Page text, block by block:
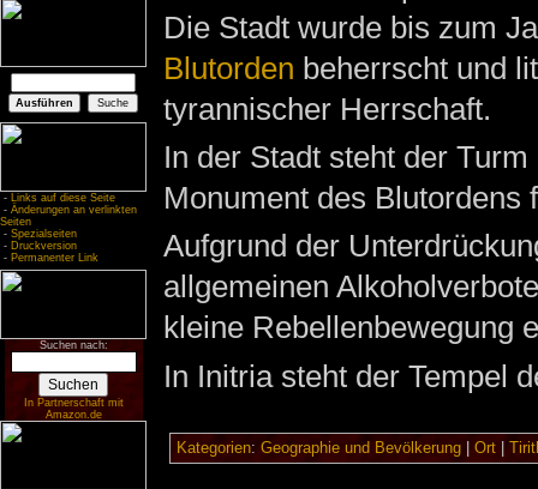
- Links auf diese Seite
- Änderungen an verlinkten
Seiten
- Spezialseiten
- Druckversion
- Permanenter Link
Suchen nach:
In Partnerschaft mit
Amazon.de
Die Stadt wurde bis zum
Blutorden beherrscht und
tyrannischer Herrschaft.
In der Stadt steht der
Monument des Blutordens
Aufgrund der
allgemeinen
kleine Rebellenbewegung
In Initria steht der Tempel
Kategorien: Geographie und Bevölkerung| Ort|